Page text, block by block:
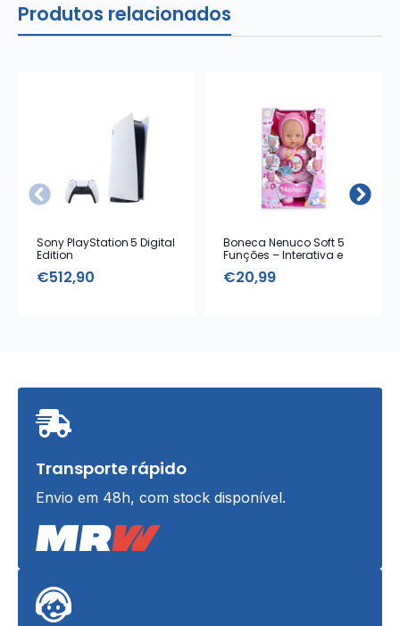
Produtos relacionados
Sony PlayStation 5 Digital
Edition
€512,90
Boneca Nenuco Soft 5
Funções – Interativa e
€20,99
Transporte rápido
Envio em 48h, com stock disponível.